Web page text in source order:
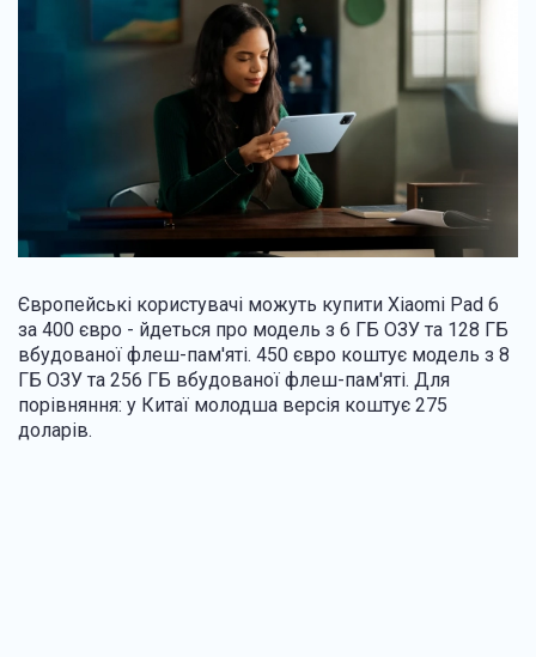
Європейські користувачі можуть купити Xiaomi Pad 6
за 400 євро - йдеться про модель з 6 ГБ ОЗУ та 128 ГБ
вбудованої флеш-пам'яті. 450 євро коштує модель з 8
ГБ ОЗУ та 256 ГБ вбудованої флеш-пам'яті. Для
порівняння: у Китаї молодша версія коштує 275
доларів.